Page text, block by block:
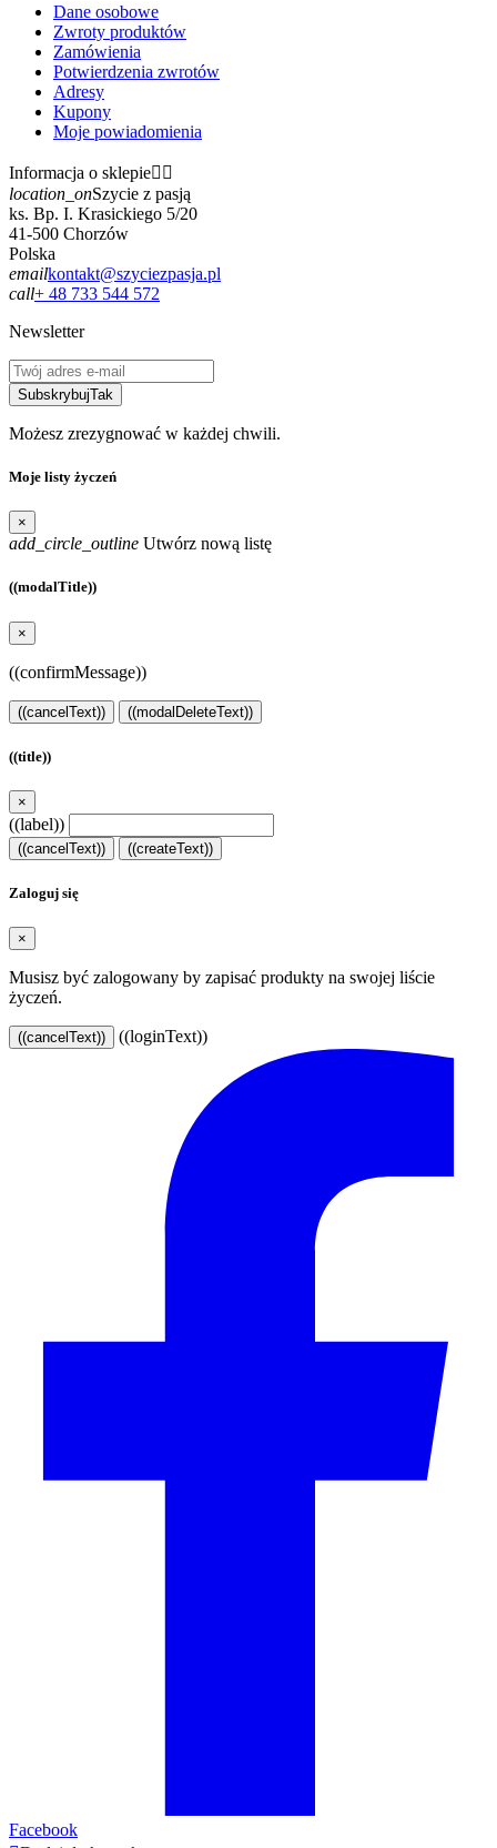
Dane osobowe
Zwroty produktów
Zamówienia
Potwierdzenia zwrotów
Adresy
Kupony
Moje powiadomienia
Informacja o sklepie 
location_onSzycie z pasją
ks. Bp. I. Krasickiego 5/20
41-500 Chorzów
Polska
emailkontakt@szyciezpasja.pl
call+ 48 733 544 572
Newsletter
SubskrybujTak
Możesz zrezygnować w każdej chwili.
Moje listy życzeń
×
add_circle_outline Utwórz nową listę
((modalTitle))
×
((confirmMessage))
((cancelText)) ((modalDeleteText))
((title))
×
((label))
((cancelText)) ((createText))
Zaloguj się
×
Musisz być zalogowany by zapisać produkty na swojej liście
życzeń.
((cancelText)) ((loginText))
Facebook